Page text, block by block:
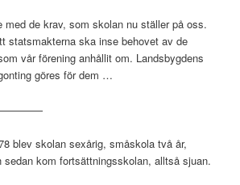
med de krav, som skolan nu ställer på oss.
statsmakterna ska inse behovet av de
vår förening anhållit om. Landsbygdens
göres för dem …
blev skolan sexårig, småskola två år,
kom fortsättningsskolan, alltså sjuan.